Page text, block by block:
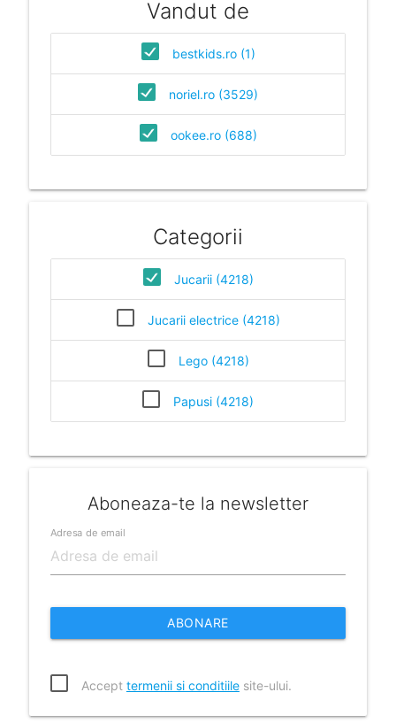
Vandut de
bestkids.ro (1)
noriel.ro (3529)
ookee.ro (688)
Categorii
Jucarii (4218)
Jucarii electrice (4218)
Lego (4218)
Papusi (4218)
Aboneaza-te la newsletter
Adresa de email
ABONARE
Accept termenii si conditiilesite-ului.